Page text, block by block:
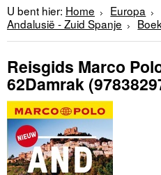
U bent hier: Home Europa
Andalusië - Zuid Spanje
Reisgids Marco
62Damrak